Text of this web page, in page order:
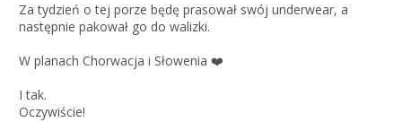
Za tydzień o tej porze będę prasował swój underwear, a
następnie pakował go do walizki.
W planach Chorwacja i Słowenia ❤️
I tak.
Oczywiście!